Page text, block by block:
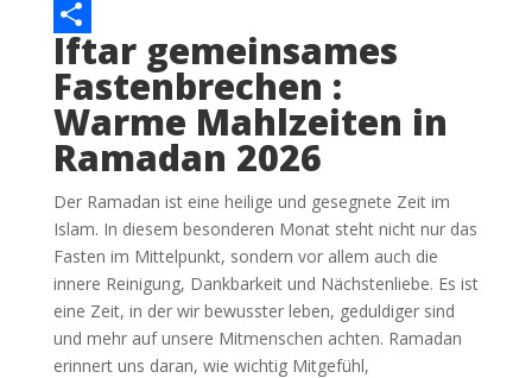
WhatsApp
Teilen
Iftar gemeinsames
Fastenbrechen :
Warme Mahlzeiten in
Ramadan 2026
Der Ramadan ist eine heilige und gesegnete Zeit im
Islam. In diesem besonderen Monat steht nicht nur das
Fasten im Mittelpunkt, sondern vor allem auch die
innere Reinigung, Dankbarkeit und Nächstenliebe. Es ist
eine Zeit, in der wir bewusster leben, geduldiger sind
und mehr auf unsere Mitmenschen achten. Ramadan
erinnert uns daran, wie wichtig Mitgefühl,